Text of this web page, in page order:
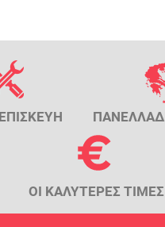
ΟΙ ΚΑΛΥΤΕΡΕΣ ΤΙΜΕΣ